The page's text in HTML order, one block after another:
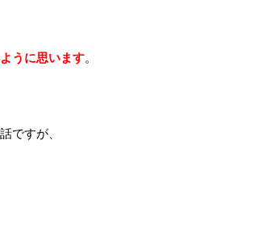
うに思います。
ですが、